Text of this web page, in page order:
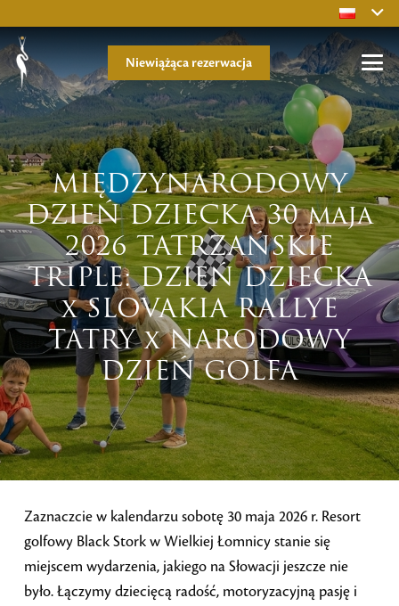
Niewiążąca rezerwacja
MIĘDZYNARODOWY
DZIEŃ DZIECKA 30 maja
2026 TATRZAŃSKIE
TRIPLE: DZIEŃ DZIECKA
x SLOVAKIA RALLYE
TATRY x NARODOWY
DZIEŃ GOLFA
Zaznaczcie w kalendarzu sobotę 30 maja 2026 r. Resort
golfowy Black Stork w Wielkiej Łomnicy stanie się
miejscem wydarzenia, jakiego na Słowacji jeszcze nie
było. Łączymy dziecięcą radość, motoryzacyjną pasję i